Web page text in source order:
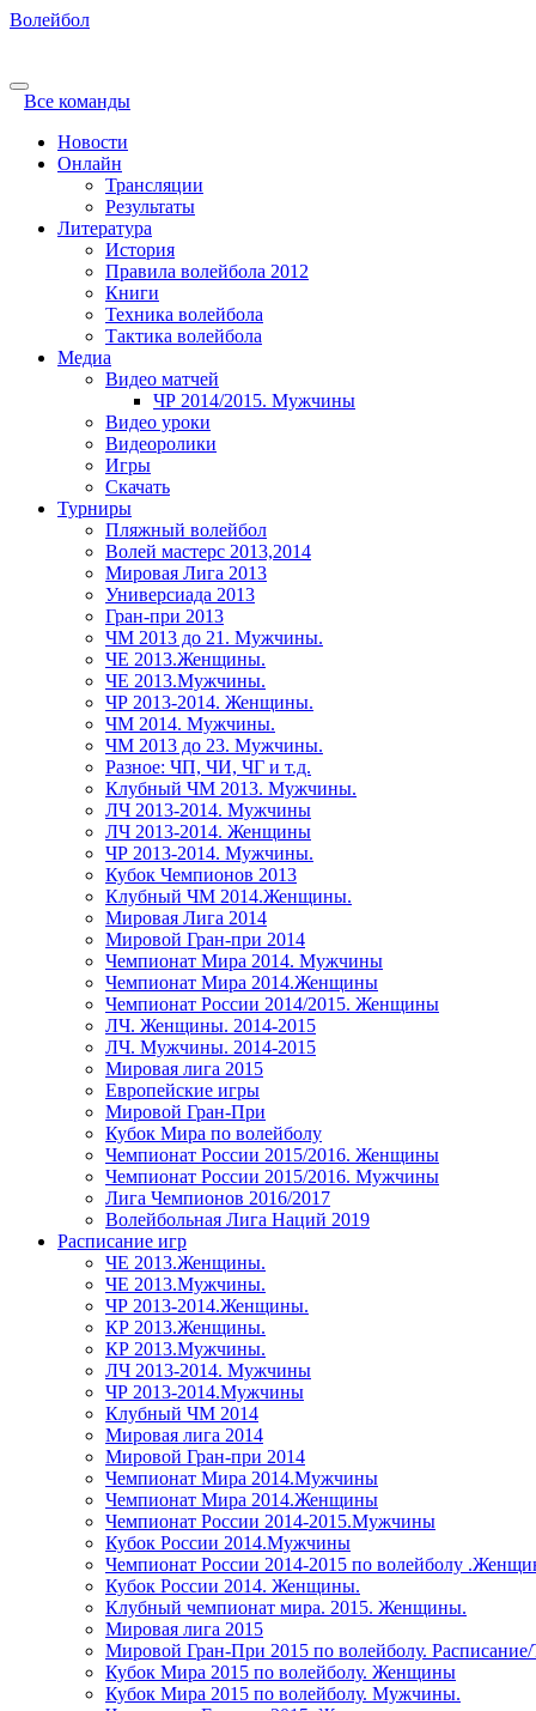
Волейбол
Все команды
Новости
Онлайн
Трансляции
Результаты
Литература
История
Правила волейбола 2012
Книги
Техника волейбола
Тактика волейбола
Медиа
Видео матчей
ЧР 2014/2015. Мужчины
Видео уроки
Видеоролики
Игры
Скачать
Турниры
Пляжный волейбол
Волей мастерс 2013,2014
Мировая Лига 2013
Универсиада 2013
Гран-при 2013
ЧМ 2013 до 21. Мужчины.
ЧЕ 2013.Женщины.
ЧЕ 2013.Мужчины.
ЧР 2013-2014. Женщины.
ЧМ 2014. Мужчины.
ЧМ 2013 до 23. Мужчины.
Разное: ЧП, ЧИ, ЧГ и т.д.
Клубный ЧМ 2013. Мужчины.
ЛЧ 2013-2014. Мужчины
ЛЧ 2013-2014. Женщины
ЧР 2013-2014. Мужчины.
Кубок Чемпионов 2013
Клубный ЧМ 2014.Женщины.
Мировая Лига 2014
Мировой Гран-при 2014
Чемпионат Мира 2014. Мужчины
Чемпионат Мира 2014.Женщины
Чемпионат России 2014/2015. Женщины
ЛЧ. Женщины. 2014-2015
ЛЧ. Мужчины. 2014-2015
Мировая лига 2015
Европейские игры
Мировой Гран-При
Кубок Мира по волейболу
Чемпионат России 2015/2016. Женщины
Чемпионат России 2015/2016. Мужчины
Лига Чемпионов 2016/2017
Волейбольная Лига Наций 2019
Расписание игр
ЧЕ 2013.Женщины.
ЧЕ 2013.Мужчины.
ЧР 2013-2014.Женщины.
КР 2013.Женщины.
КР 2013.Мужчины.
ЛЧ 2013-2014. Мужчины
ЧР 2013-2014.Мужчины
Клубный ЧМ 2014
Мировая лига 2014
Мировой Гран-при 2014
Чемпионат Мира 2014.Мужчины
Чемпионат Мира 2014.Женщины
Чемпионат России 2014-2015.Мужчины
Кубок России 2014.Мужчины
Чемпионат России 2014-2015 по волейболу
Кубок России 2014. Женщины.
Клубный чемпионат мира. 2015. Женщины.
Мировая лига 2015
Мировой Гран-При 2015 по волейболу.
Кубок Мира 2015 по волейболу. Женщины
Кубок Мира 2015 по волейболу. Мужчины.